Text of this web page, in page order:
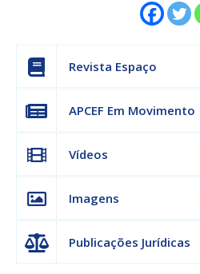
Revista Espaço
APCEF Em Movimento
Vídeos
Imagens
Publicações Jurídicas